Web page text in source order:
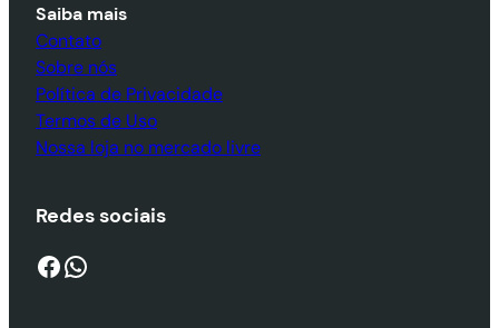
Saiba mais
Contato
Sobre nós
Política de Privacidade
Termos de Uso
Nossa loja no mercado livre
Redes sociais
Facebook WhatsApp